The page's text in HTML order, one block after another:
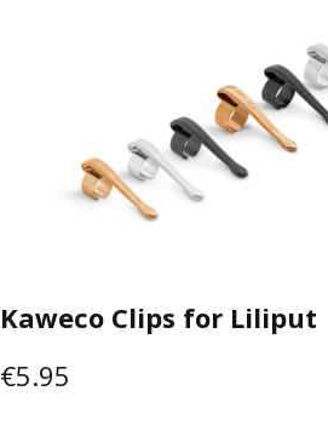
Kaweco Clips for Liliput
Regular price:
€5.95